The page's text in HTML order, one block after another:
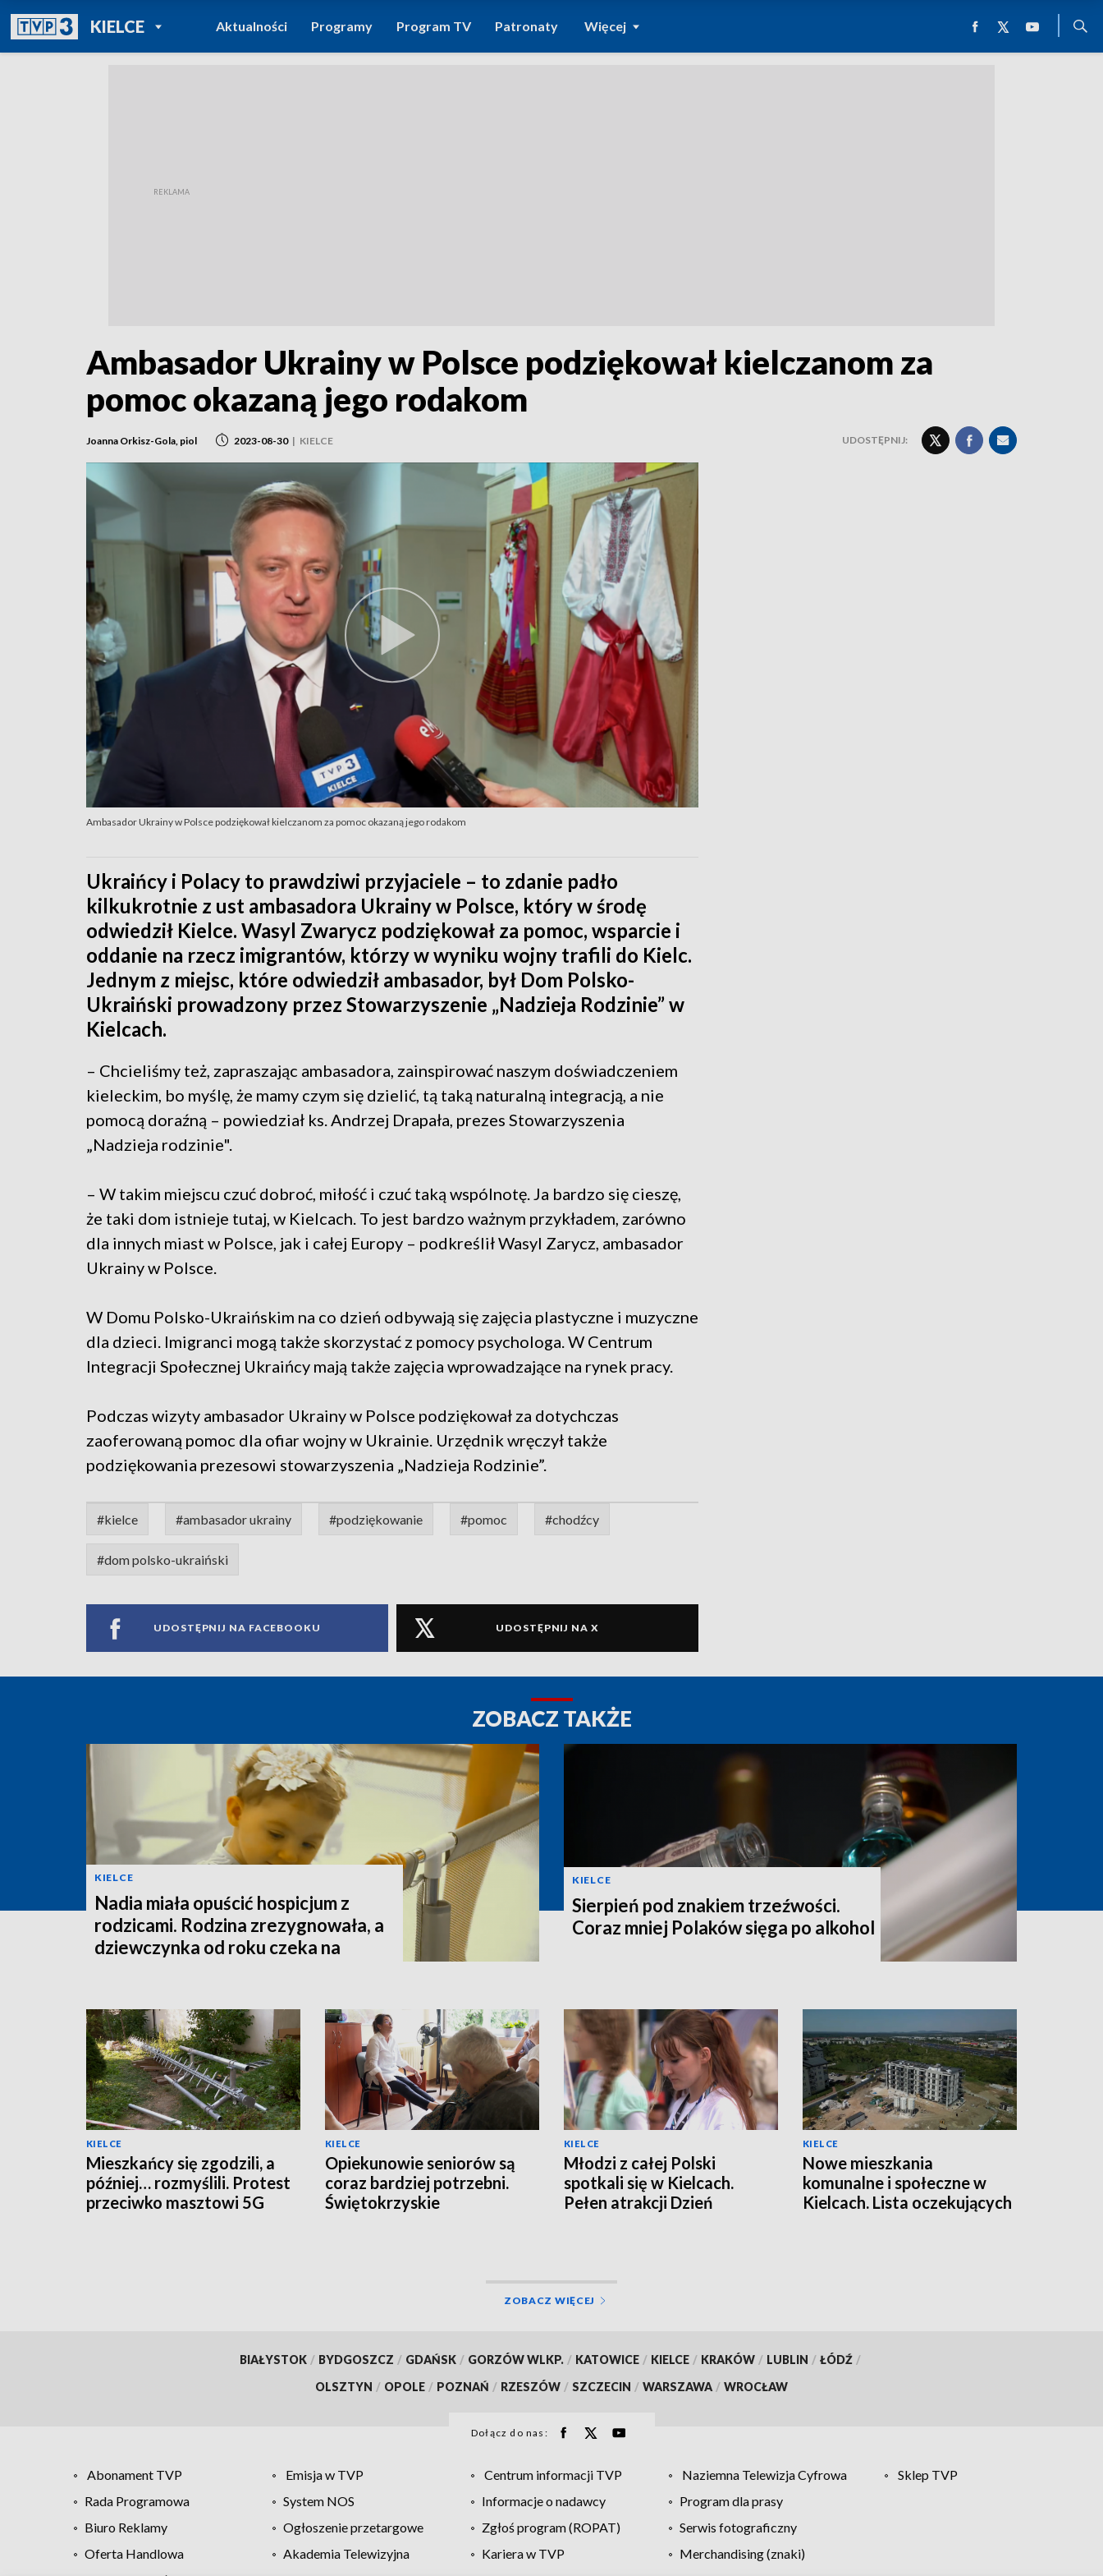
KIELCEPOWRÓT DO
TVP REGIONY
Aktualności Programy Program TV Patronaty Więcej
Ambasador Ukrainy w Polsce podziękował kielczanom za
pomoc okazaną jego rodakom
Joanna Orkisz-Gola, piol 2023-08-30 | KIELCE UDOSTĘPNIJ:
Ambasador Ukrainy w Polsce podziękował kielczanom za pomoc okazaną jego rodakom
Ukraińcy i Polacy to prawdziwi przyjaciele – to zdanie padło
kilkukrotnie z ust ambasadora Ukrainy w Polsce, który w środę
odwiedził Kielce. Wasyl Zwarycz podziękował za pomoc, wsparcie i
oddanie na rzecz imigrantów, którzy w wyniku wojny trafili do Kielc.
Jednym z miejsc, które odwiedził ambasador, był Dom Polsko-
Ukraiński prowadzony przez Stowarzyszenie „Nadzieja Rodzinie” w
Kielcach.
– Chcieliśmy też, zapraszając ambasadora, zainspirować naszym doświadczeniem
kieleckim, bo myślę, że mamy czym się dzielić, tą taką naturalną integracją, a nie
pomocą doraźną – powiedział ks. Andrzej Drapała, prezes Stowarzyszenia
„Nadzieja rodzinie".
– W takim miejscu czuć dobroć, miłość i czuć taką wspólnotę. Ja bardzo się cieszę,
że taki dom istnieje tutaj, w Kielcach. To jest bardzo ważnym przykładem, zarówno
dla innych miast w Polsce, jak i całej Europy – podkreślił Wasyl Zarycz, ambasador
Ukrainy w Polsce.
W Domu Polsko-Ukraińskim na co dzień odbywają się zajęcia plastyczne i muzyczne
dla dzieci. Imigranci mogą także skorzystać z pomocy psychologa. W Centrum
Integracji Społecznej Ukraińcy mają także zajęcia wprowadzające na rynek pracy.
Podczas wizyty ambasador Ukrainy w Polsce podziękował za dotychczas
zaoferowaną pomoc dla ofiar wojny w Ukrainie. Urzędnik wręczył także
podziękowania prezesowi stowarzyszenia „Nadzieja Rodzinie”.
#kielce #ambasador ukrainy #podziękowanie #pomoc #chodźcy
#dom polsko-ukraiński
UDOSTĘPNIJ NA FACEBOOKU UDOSTĘPNIJ NA X
ZOBACZ TAKŻE
KIELCE
Nadia miała opuścić hospicjum z
rodzicami. Rodzina zrezygnowała, a
dziewczynka od roku czeka na
KIELCE
Sierpień pod znakiem trzeźwości.
Coraz mniej Polaków sięga po alkohol
KIELCE
Mieszkańcy się zgodzili, a
później… rozmyślili. Protest
przeciwko masztowi 5G
KIELCE
Opiekunowie seniorów są
coraz bardziej potrzebni.
Świętokrzyskie
KIELCE
Młodzi z całej Polski
spotkali się w Kielcach.
Pełen atrakcji Dzień
KIELCE
Nowe mieszkania
komunalne i społeczne w
Kielcach. Lista oczekujących
ZOBACZ WIĘCEJ
BIAŁYSTOK / BYDGOSZCZ / GDAŃSK / GORZÓW WLKP. / KATOWICE / KIELCE / KRAKÓW / LUBLIN / ŁÓDŹ /
OLSZTYN / OPOLE / POZNAŃ / RZESZÓW / SZCZECIN / WARSZAWA / WROCŁAW
Dołącz do nas:
Abonament TVP Emisja w TVP Centrum informacji TVP Naziemna Telewizja Cyfrowa
Sklep TVP
Rada Programowa
System NOS Informacje o nadawcy
Program dla prasy
Biuro Reklamy
Ogłoszenie przetargowe Zgłoś program (ROPAT)
Serwis fotograficzny
Oferta Handlowa
Akademia Telewizyjna Kariera w TVP
Merchandising (znaki)